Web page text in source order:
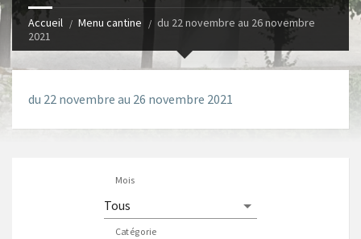
Accueil Menu cantine
du 22 novembre au 26 novembre
2021
du 22 novembre au 26 novembre 2021
Mois
Catégorie